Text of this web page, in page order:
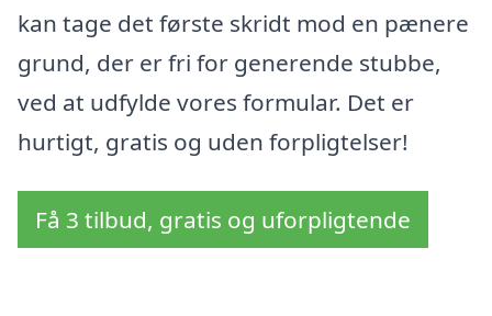
kan tage det første skridt mod en pænere
grund, der er fri for generende stubbe,
ved at udfylde vores formular. Det er
hurtigt, gratis og uden forpligtelser!
Få 3 tilbud, gratis og uforpligtende